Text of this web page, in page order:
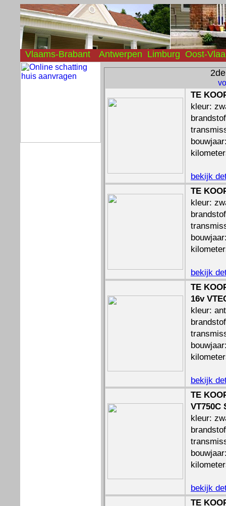
Vlaams-Brabant Antwerpen Limburg Oost-
TE
kleur:
bekijk
TE
kleur:
bekijk
TE
16v
kleur:
bekijk
TE
VT750C
kleur:
bekijk
TE